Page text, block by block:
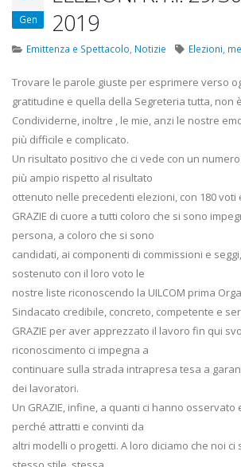
Gen
2019
Emittenza e Spettacolo Notizie Elezioni
Trovare le parole giuste per esprimere verso
gratitudine e quella della Segreteria tutta, non
Condividerne, inoltre , le mie, anzi le nostre
più difficile e complicato.
Un risultato positivo che ci vede con un
più ampio rispetto al risultato
ottenuto nelle precedenti elezioni, con 180 voti
GRAZIE di cuore a tutti coloro che si sono
persona, a coloro che si sono
candidati, ai componenti di commissioni e
sostenuto con il loro voto le
nostre liste riconoscendo la UILCOM prima
Sindacato credibile, concreto, competente e
GRAZIE per aver apprezzato il lavoro fin qui
riconoscimento ci impegna a
continuare sulla strada intrapresa tesa a
dei lavoratori.
Un GRAZIE, infine, a quanti ci hanno
perché attratti e convinti da
altri modelli o progetti. A loro diciamo che noi ci
22 Ottobre 2022
Elezioni RSU TIM Servizi
13 Ottobre 2022
Telecom: sciopero contro
lo scorporo della rete
21 Giugno 2022